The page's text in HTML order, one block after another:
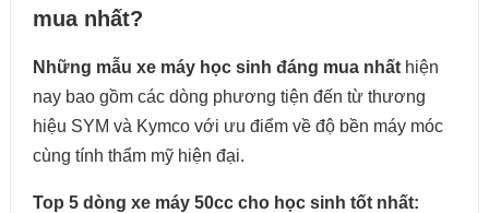
mua nhất?
Những mẫu xe máy học sinh đáng mua nhấthiện
nay bao gồm các dòng phương tiện đến từ thương
hiệu SYM và Kymco với ưu điểm về độ bền máy móc
cùng tính thẩm mỹ hiện đại.
Top 5 dòng xe máy 50cc cho học sinh tốt nhất: